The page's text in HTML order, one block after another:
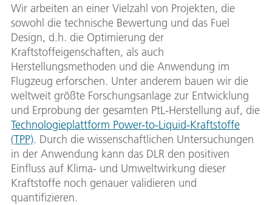
Wir arbeiten an einer Vielzahl von Projekten, die
sowohl die technische Bewertung und das Fuel
Design, d.h. die Optimierung der
Kraftstoffeigenschaften, als auch
Herstellungsmethoden und die Anwendung im
Flugzeug erforschen. Unter anderem bauen wir die
weltweit größte Forschungsanlage zur Entwicklung
und Erprobung der gesamten PtL-Herstellung auf, die
Technologieplattform Power-to-Liquid-Kraftstoffe
(TPP). Durch die wissenschaftlichen Untersuchungen
in der Anwendung kann das DLR den positiven
Einfluss auf Klima- und Umweltwirkung dieser
Kraftstoffe noch genauer validieren und
quantifizieren.